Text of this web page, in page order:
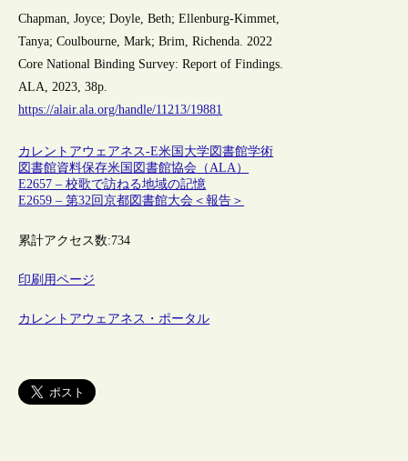
Chapman, Joyce; Doyle, Beth; Ellenburg-Kimmet,
Tanya; Coulbourne, Mark; Brim, Richenda. 2022
Core National Binding Survey: Report of Findings.
ALA, 2023, 38p.
https://alair.ala.org/handle/11213/19881
カレントアウェアネス-E米国 大学図書館学術
図書館資料保存米国図書館協会（ALA）
E2657 – 校歌で訪ねる地域の記憶
E2659 – 第32回京都図書館大会＜報告＞
累計アクセス数:734
印刷用ページ
カレントアウェアネス・ポータル